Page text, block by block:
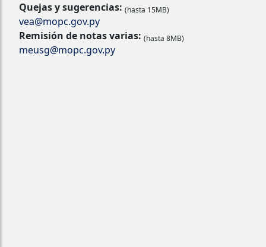
Quejas y sugerencias: (hasta 15MB)
vea@mopc.gov.py
Remisión de notas varias: (hasta 8MB)
meusg@mopc.gov.py